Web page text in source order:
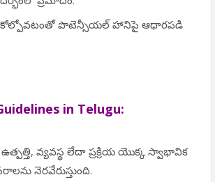
పొటెన్సీయల్ హానిపై ఆధారపడి
in Telugu:
ఉత్పత్తి, వ్యవస్థ లేదా ప్రక్రియ యొక్క స్వాభావిక
నెరవేరుస్తుంది.